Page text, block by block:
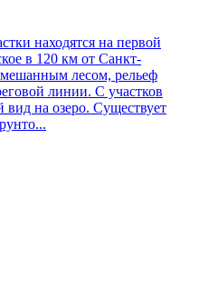
находятся на первой
в 120 км от Санкт-
лесом, рельеф
линии. С участков
вид на озеро. Существует